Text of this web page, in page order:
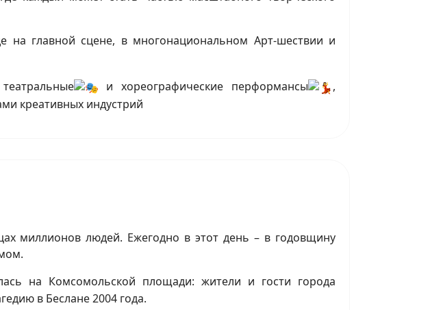
на главной сцене, в многонациональном Арт-шествии и
и хореографические перформансы
,
креативных индустрий
миллионов людей. Ежегодно в этот день – в годовщину
на Комсомольской площади: жители и гости города
в Беслане 2004 года.